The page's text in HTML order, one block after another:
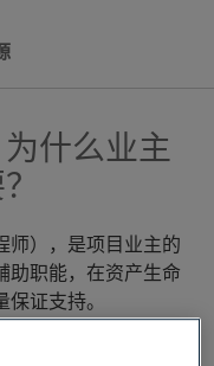
什么业主
师），是项目业主的
助职能，在资产生命
证支持。